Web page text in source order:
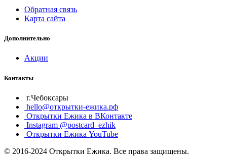
Обратная связь
Карта сайта
Дополнительно
Акции
Контакты
г.Чебоксары
hello@открытки-ежика.рф
Открытки Ежика в ВКонтакте
Instagram @postcard_ezhik
Открытки Ежика YouTube
© 2016-2024 Открытки Ежика. Все права защищены.